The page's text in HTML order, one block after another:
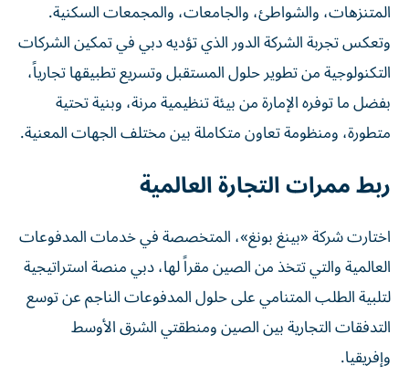
المتنزهات، والشواطئ، والجامعات، والمجمعات السكنية.
وتعكس تجربة الشركة الدور الذي تؤديه دبي في تمكين الشركات
التكنولوجية من تطوير حلول المستقبل وتسريع تطبيقها تجارياً،
بفضل ما توفره الإمارة من بيئة تنظيمية مرنة، وبنية تحتية
متطورة، ومنظومة تعاون متكاملة بين مختلف الجهات المعنية.
ربط ممرات التجارة العالمية
اختارت شركة «بينغ بونغ»، المتخصصة في خدمات المدفوعات
العالمية والتي تتخذ من الصين مقراً لها، دبي منصة استراتيجية
لتلبية الطلب المتنامي على حلول المدفوعات الناجم عن توسع
التدفقات التجارية بين الصين ومنطقتي الشرق الأوسط
وإفريقيا.